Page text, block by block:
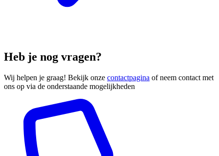
Heb je nog vragen?
Wij helpen je graag! Bekijk onze contactpagina of neem contact met
ons op via de onderstaande mogelijkheden